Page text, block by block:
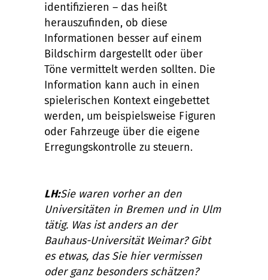
identifizieren – das heißt
herauszufinden, ob diese
Informationen besser auf einem
Bildschirm dargestellt oder über
Töne vermittelt werden sollten. Die
Information kann auch in einen
spielerischen Kontext eingebettet
werden, um beispielsweise Figuren
oder Fahrzeuge über die eigene
Erregungskontrolle zu steuern.
LH:Sie waren vorher an den
Universitäten in Bremen und in Ulm
tätig. Was ist anders an der
Bauhaus-Universität Weimar? Gibt
es etwas, das Sie hier vermissen
oder ganz besonders schätzen?